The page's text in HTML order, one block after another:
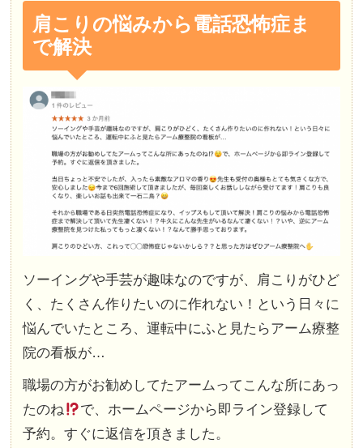
肩こりの悩みから電話恐怖症ま
で解決
ソーイングや手芸が趣味なのですが、肩こりがひど
く、たくさん作りたいのに作れない！という日々に
悩んでいたところ、運転中にふと見たらアーム療整
院の看板が…
職場の方がお勧めしてたアームってこんな所にあっ
たのね
で、ホームページから即ライン登録して
予約。すぐに返信を頂きました。